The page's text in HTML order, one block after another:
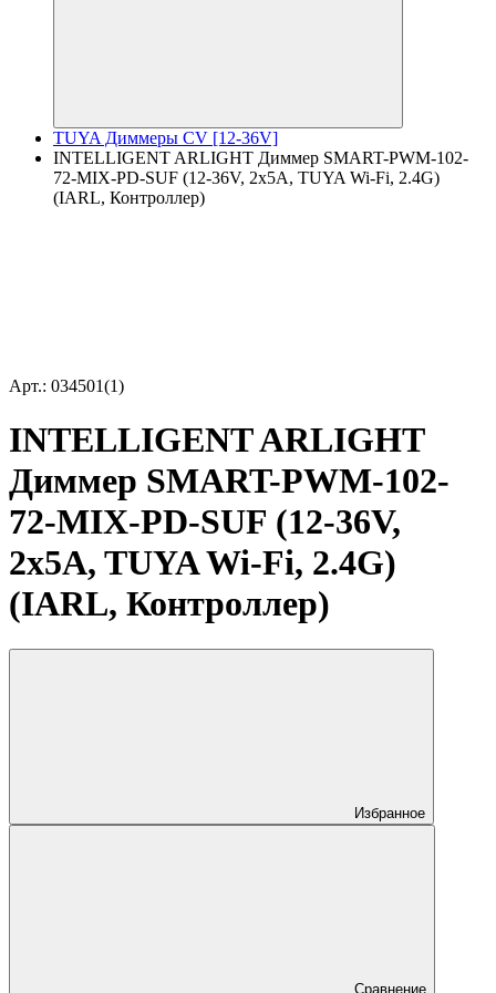
TUYA Диммеры CV [12-36V]
INTELLIGENT ARLIGHT Диммер SMART-PWM-102-
72-MIX-PD-SUF (12-36V, 2x5A, TUYA Wi-Fi, 2.4G)
(IARL, Контроллер)
Арт.: 034501(1)
INTELLIGENT ARLIGHT
Диммер SMART-PWM-102-
72-MIX-PD-SUF (12-36V,
2x5A, TUYA Wi-Fi, 2.4G)
(IARL, Контроллер)
Избранное
Сравнение